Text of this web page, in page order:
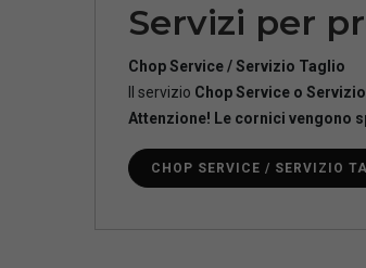
Servizi per
Chop Service / Servizio Taglio
Il servizio Chop Service o
Attenzione! Le cornici vengono
CHOP SERVICE / SERVIZIO